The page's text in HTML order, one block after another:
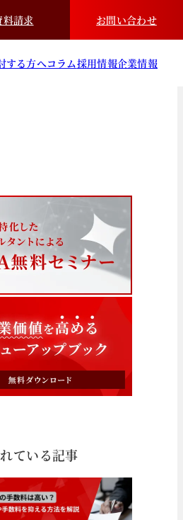
料請求 お問い合わせ
する方へコラム採用情報企業情報
ている記事